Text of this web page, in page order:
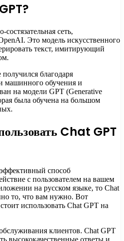
сеть,
Это модель искусственного
текст, имитирующий
благодаря
машинного обучения и
на модели GPT (Generative
была обучена на большом
Chat GPT
способ
с пользователем на вашем
на русском языке, то Chat
то, что вам нужно. Вот
использовать Chat GPT на
клиентов. Chat GPT